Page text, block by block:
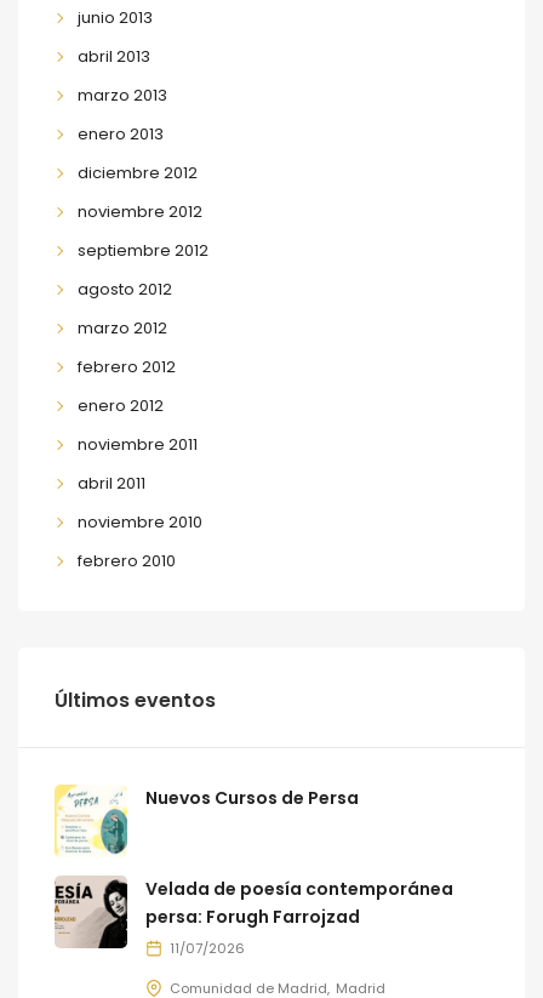
junio 2013
abril 2013
marzo 2013
enero 2013
diciembre 2012
noviembre 2012
septiembre 2012
agosto 2012
marzo 2012
febrero 2012
enero 2012
noviembre 2011
abril 2011
noviembre 2010
febrero 2010
Últimos eventos
Nuevos Cursos de Persa
Velada de poesía contemporánea
persa: Forugh Farrojzad
11/07/2026
Comunidad de Madrid Madrid